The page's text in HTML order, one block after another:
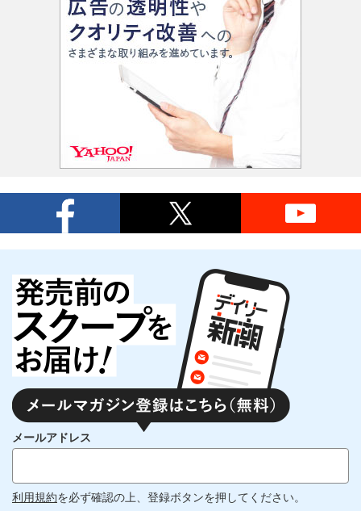
メールアドレス
利用規約を必ず確認の上、登録ボタンを押してください。